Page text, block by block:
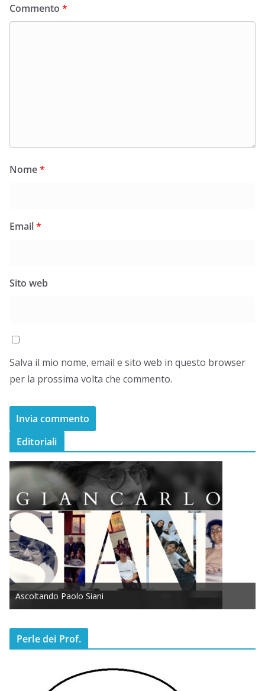
Commento *
Nome*
Email*
Sito web
Salva il mio nome, email e sito web in questo browser
per la prossima volta che commento.
Editoriali
Ascoltando Paolo Siani
Perle dei Prof.